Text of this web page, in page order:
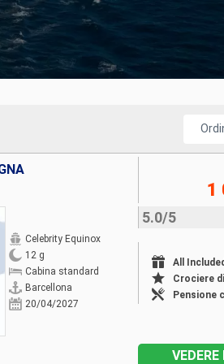
ineguagliabile. La sontuosa
fitness. L'Observation Lounge è il
Celebrity Equinox
12 g
Cabina standard
Barcellona
20/04/2027
5.0/5
All
Crociere
Pensione
1
VEDERE